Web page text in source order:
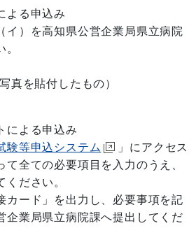
る申込み
を高知県公営企業局県立病院
真を貼付したもの）
よる申込み
験等申込システム
」にアクセス
て全ての必要項目を入力のうえ、
ください。
ード」を出力し、必要事項を記
企業局県立病院課へ提出してくだ